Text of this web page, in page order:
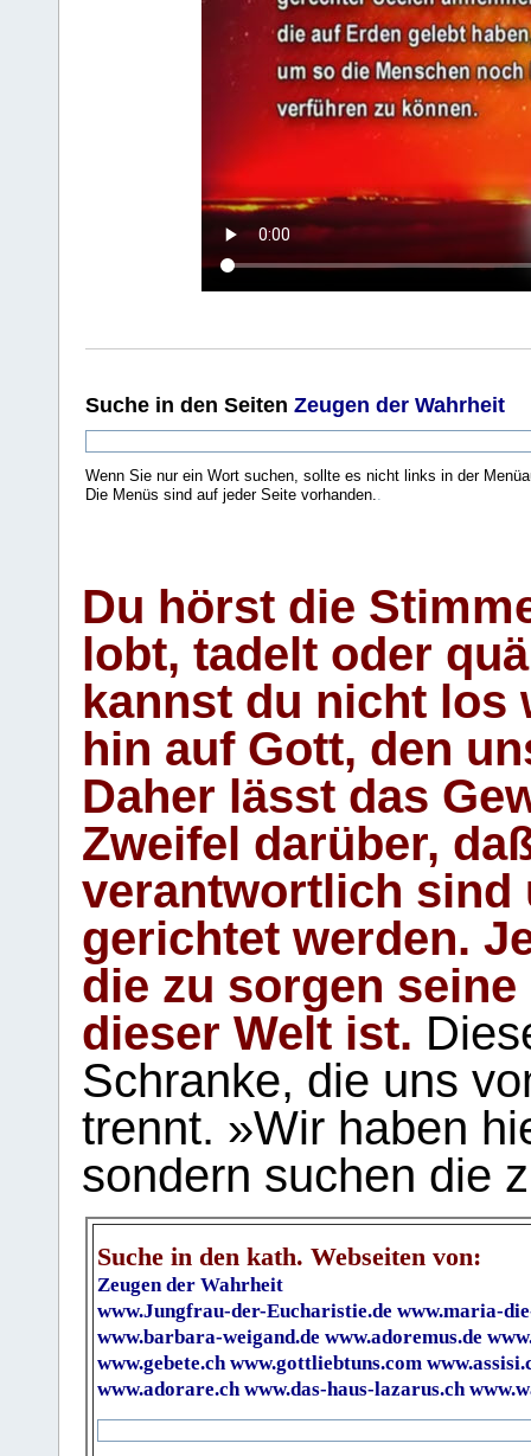
Suche in den Seiten Zeugen der Wahrheit
Wenn Sie nur ein Wort suchen, sollte es nicht links in der
Die Menüs sind auf jeder Seite vorhanden..
Du hörst die
lobt, tadelt oder
kannst du nicht los
hin auf Gott, den
Daher lässt das
Zweifel darüber,
verantwortlich sind
gerichtet werden.
die zu sorgen
dieser Welt ist.
Schranke, die uns
trennt. »Wir haben
sondern suchen die
Suche in den kath. Webseiten von:
Zeugen der Wahrheit
www.Jungfrau-der-Eucharistie.de www.maria-
www.barbara-weigand.de www.adoremus.de
www.gebete.ch www.gottliebtuns.com
www.adorare.ch www.das-haus-lazarus.ch